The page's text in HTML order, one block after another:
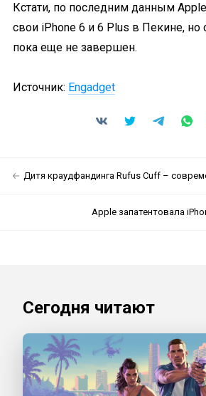
Кстати, по последним данным
свои iPhone 6 и 6 Plus в Пекине, но
пока еще не завершен.
Источник: Engadget
Дитя краудфандинга Rufus Cuff – современный Pip-Boy
Apple запатентовала
Сегодня читают